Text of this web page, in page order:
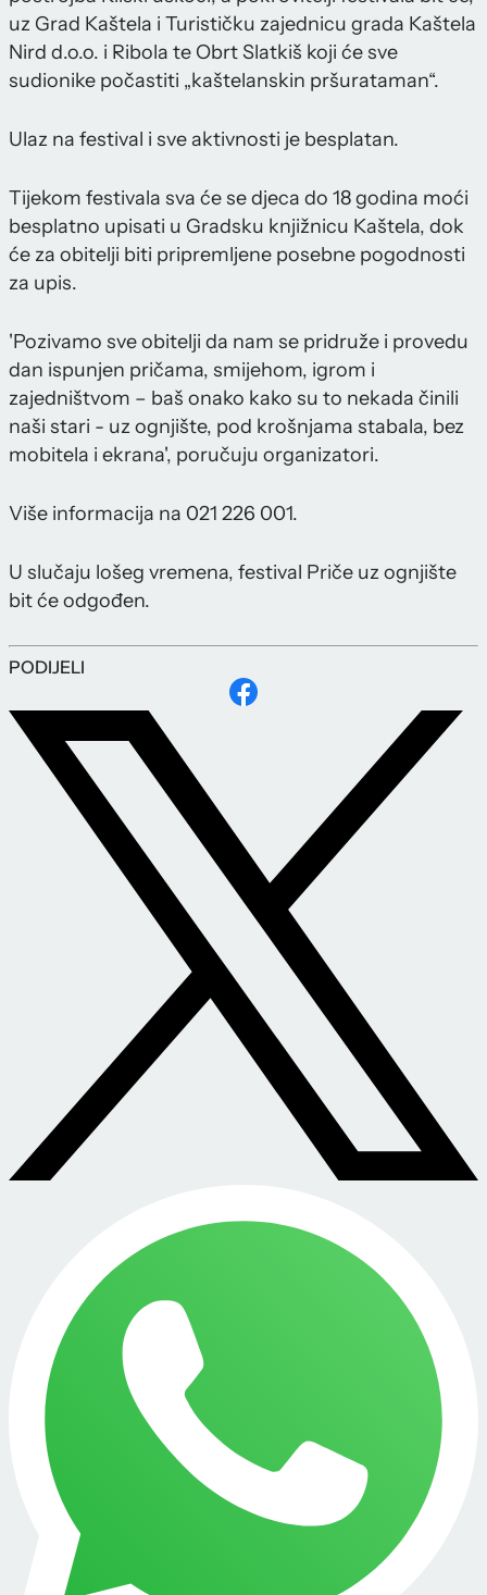
uz Grad Kaštela i Turističku zajednicu grada Kaštela
Nird d.o.o. i Ribola te Obrt Slatkiš koji će sve
sudionike počastiti „kaštelanskin pršurataman“.
Ulaz na festival i sve aktivnosti je besplatan.
Tijekom festivala sva će se djeca do 18 godina moći
besplatno upisati u Gradsku knjižnicu Kaštela, dok
će za obitelji biti pripremljene posebne pogodnosti
za upis.
'Pozivamo sve obitelji da nam se pridruže i provedu
dan ispunjen pričama, smijehom, igrom i
zajedništvom – baš onako kako su to nekada činili
naši stari - uz ognjište, pod krošnjama stabala, bez
mobitela i ekrana', poručuju organizatori.
Više informacija na 021 226 001.
U slučaju lošeg vremena, festival Priče uz ognjište
bit će odgođen.
PODIJELI